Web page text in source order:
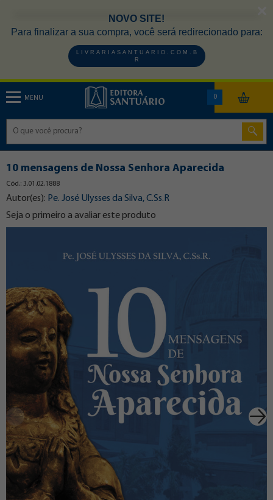
NOVO SITE!
Para finalizar a sua compra, você será redirecionado para:
L I V R A R I A S A N T U A R I O . C O M . B
R
MENU 0
10 mensagens de Nossa Senhora Aparecida
Cód.: 3.01.02.1888
Autor(es): Pe. José Ulysses da Silva, C.Ss.R
Seja o primeiro a avaliar este produto